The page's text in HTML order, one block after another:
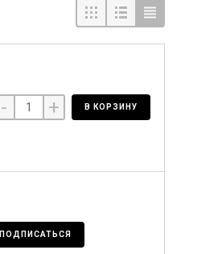
- + В КОРЗИНУ
ПОДПИСАТЬСЯ